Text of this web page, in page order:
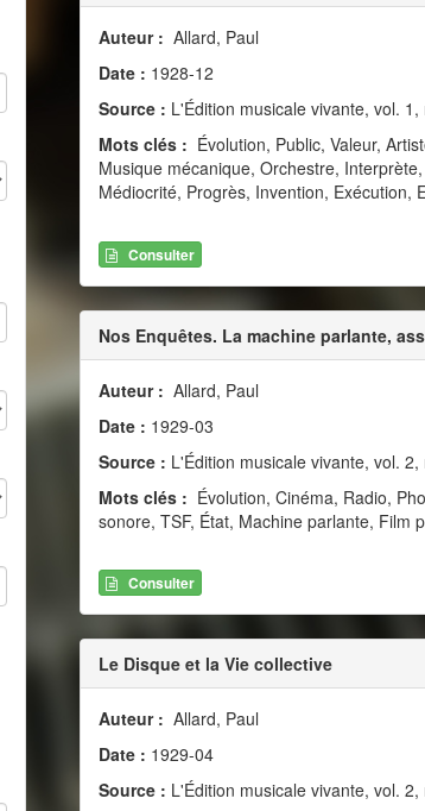
Auteur : Allard, Paul
Date : 1928-12
Source : L'Édition musicale vivante, vol.
Mots clés : Évolution, Public, Valeur,
Musique mécanique, Orchestre,
Médiocrité, Progrès, Invention, Exécution,
Consulter
Nos Enquêtes. La machine parlante,
Auteur : Allard, Paul
Date : 1929-03
Source : L'Édition musicale vivante, vol.
Mots clés : Évolution, Cinéma, Radio,
sonore, TSF, État, Machine parlante, Film
Consulter
Le Disque et la Vie collective
Auteur : Allard, Paul
Date : 1929-04
Source : L'Édition musicale vivante, vol.